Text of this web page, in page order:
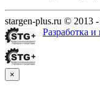
stargen-plus.ru © 2013
Разработка
×